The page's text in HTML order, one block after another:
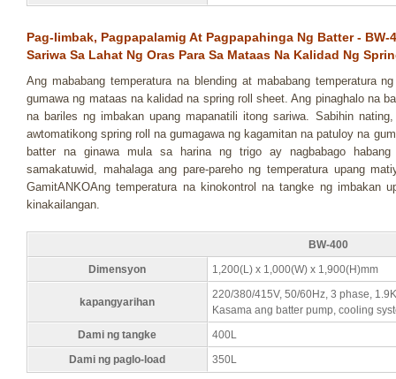
Pag-Iimbak, Pagpapalamig At Pagpapahinga Ng Batter -
Sariwa Sa Lahat Ng Oras Para Sa Mataas Na Kalidad Ng
Ang mababang temperatura na blending at mababang temperatura
gumawa ng mataas na kalidad na spring roll sheet. Ang pinaghalo na
na bariles ng imbakan upang mapanatili itong sariwa. Sabihin
awtomatikong spring roll na gumagawa ng kagamitan na patuloy na
batter na ginawa mula sa harina ng trigo ay nagbabago habang
samakatuwid, mahalaga ang pare-pareho ng temperatura upang
GamitANKOAng temperatura na kinokontrol na tangke ng imbakan
kinakailangan.
BW-400
Dimensyon
1,200(L) x 1,000(W) x 1,900(H)mm
kapangyarihan
220/380/415V, 50/60Hz, 3 phase,
Kasama ang batter pump, cooling
Dami ng tangke
400L
Dami ng paglo-load
350L